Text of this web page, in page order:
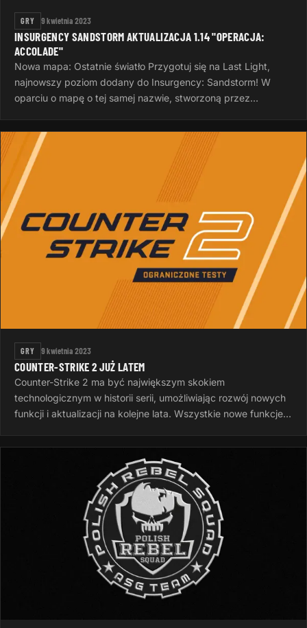
GRY 9 kwietnia 2023
INSURGENCY SANDSTORM AKTUALIZACJA 1.14 "OPERACJA:
ACCOLADE"
Nowa mapa: Ostatnie światło Przygotuj się na Last Light,
najnowszy poziom dodany do Insurgency: Sandstorm! W
oparciu o mapę o tej samej nazwie, stworzoną przez
GRY 9 kwietnia 2023
COUNTER-STRIKE 2 JUŻ LATEM
Counter-Strike 2 ma być największym skokiem
technologicznym w historii serii, umożliwiając rozwój nowych
funkcji i aktualizacji na kolejne lata. Wszystkie nowe funkcje